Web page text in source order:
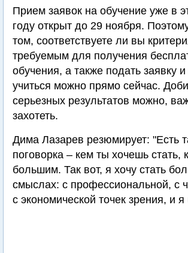
Прием заявок на обучение уже в
году открыт до 29 ноября.
том, соответствуете ли вы
требуемым для получения
обучения, а также подать заявку и
учиться можно прямо сейчас.
серьезных результатов можно,
захотеть.
Дима Лазарев резюмирует: "Есть
поговорка – кем ты хочешь стать,
большим. Так вот, я хочу стать
смыслах: с профессиональной, с
с экономической точек зрения, и